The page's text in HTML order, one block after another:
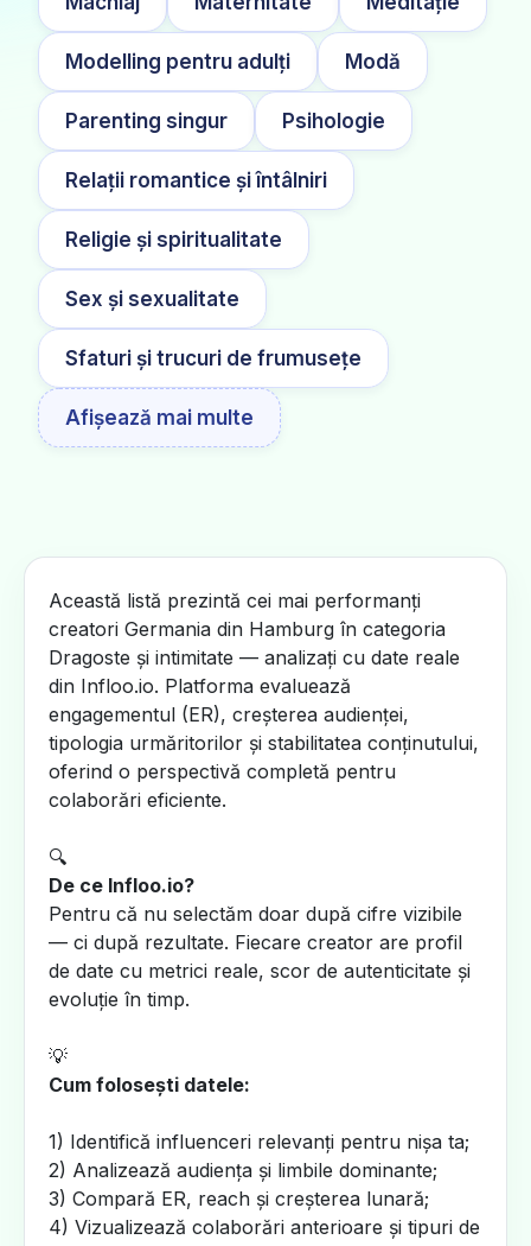
Modelling pentru adulți Modă
Parenting singur Psihologie
Relații romantice și întâlniri
Religie și spiritualitate
Sex și sexualitate
Sfaturi și trucuri de frumusețe
Afișează mai multe
Această listă prezintă cei mai performanți
creatori Germania din Hamburg în categoria
Dragoste și intimitate — analizați cu date reale
din Infloo.io. Platforma evaluează
engagementul (ER), creșterea audienței,
tipologia urmăritorilor și stabilitatea conținutului,
oferind o perspectivă completă pentru
colaborări eficiente.
🔍
De ce Infloo.io?
Pentru că nu selectăm doar după cifre vizibile
— ci după rezultate. Fiecare creator are profil
de date cu metrici reale, scor de autenticitate și
evoluție în timp.
💡
Cum folosești datele:
1) Identifică influenceri relevanți pentru nișa ta;
2) Analizează audiența și limbile dominante;
3) Compară ER, reach și creșterea lunară;
4) Vizualizează colaborări anterioare și tipuri de